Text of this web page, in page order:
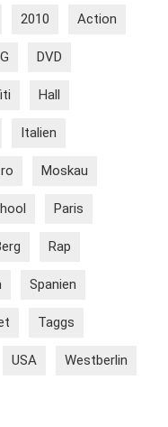
2010 Action
DVD
Hall
Italien
Moskau
Paris
Rap
Spanien
Taggs
USA Westberlin